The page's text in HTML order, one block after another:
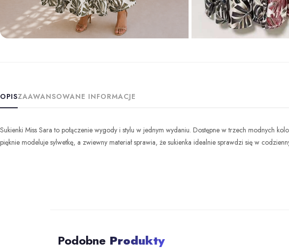
OPISZAAWANSOWANE INFORMACJE
Sukienki Miss Sara to połączenie wygody i stylu w jednym wydaniu. Dostępne w trzech modnych
pięknie modeluje sylwetkę, a zwiewny materiał sprawia, że sukienka idealnie sprawdzi się w
Podobne Produkty